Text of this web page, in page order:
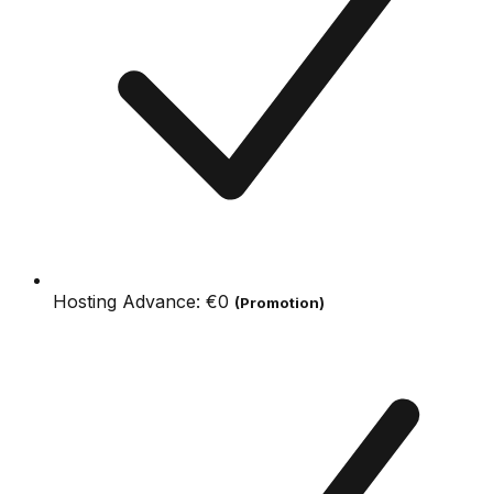
Hosting Advance: €0 (Promotion)